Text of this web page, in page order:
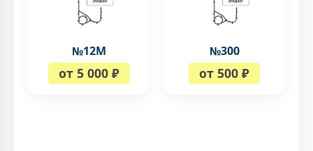
№12М
от 5 000 ₽
№300
от 500 ₽